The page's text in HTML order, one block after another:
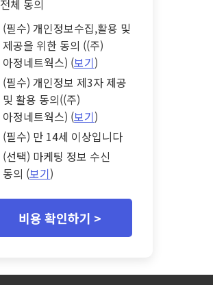
전체 동의
(필수) 개인정보수집,활용 및
제공을 위한 동의 ((주)
아정네트웍스) (보기)
(필수) 개인정보 제3자 제공
및 활용 동의((주)
아정네트웍스) (보기)
(필수) 만 14세 이상입니다
(선택) 마케팅 정보 수신
동의 (보기)
비용 확인하기 >